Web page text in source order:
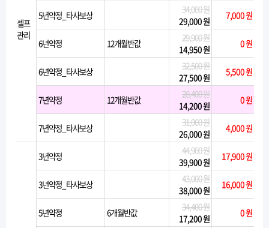
셀프
관리
5년약정_타사보상
34,000 원
29,000 원
7,000 원
6년약정 12개월반값
29,900 원
14,950 원
0 원
6년약정_타사보상
32,500 원
27,500 원
5,500 원
7년약정 12개월반값
28,400 원
14,200 원
0 원
7년약정_타사보상
31,000 원
26,000 원
4,000 원
3년약정
44,900 원
39,900 원
17,900 원
3년약정_타사보상
43,000 원
38,000 원
16,000 원
5년약정 6개월반값
34,400 원
17,200 원
0 원